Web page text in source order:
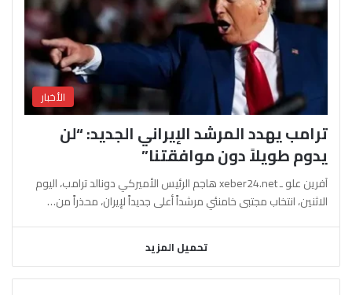
الأخبار
ترامب يهدد المرشد الإيراني الجديد: “لن
يدوم طويلاً دون موافقتنا”
آفرين علو ـ xeber24.net هاجم الرئيس الأميركي دونالد ترامب، اليوم
الاثنين، انتخاب مجتبى خامنئي مرشداً أعلى جديداً لإيران، محذراً من…
تحميل المزيد